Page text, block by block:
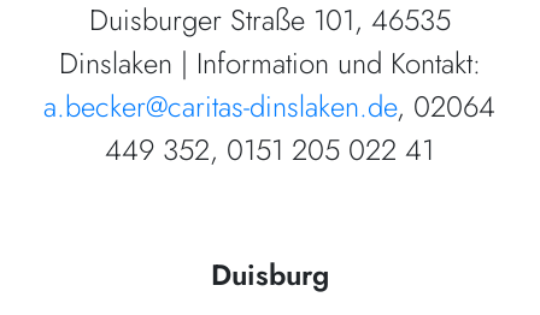
Duisburger Straße 101, 46535
Dinslaken | Information und Kontakt:
a.becker@caritas-dinslaken.de, 02064
449 352, 0151 205 022 41
Duisburg